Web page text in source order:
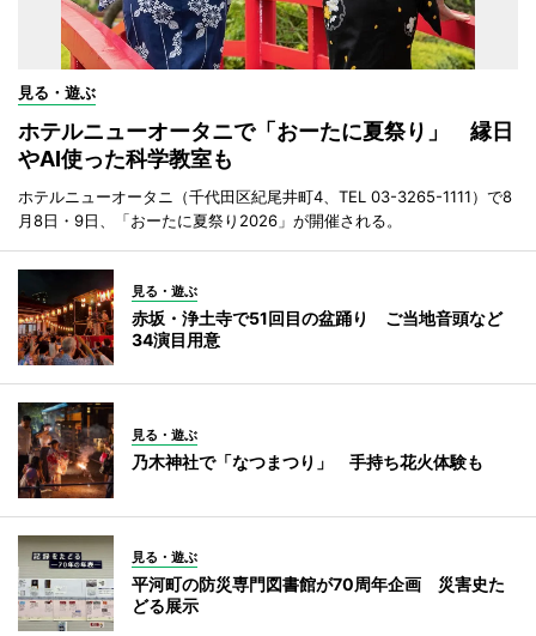
見る・遊ぶ
ホテルニューオータニで「おーたに夏祭り」 縁日
やAI使った科学教室も
ホテルニューオータニ（千代田区紀尾井町4、TEL 03-3265-1111）で8
月8日・9日、「おーたに夏祭り2026」が開催される。
見る・遊ぶ
赤坂・浄土寺で51回目の盆踊り ご当地音頭など
34演目用意
見る・遊ぶ
乃木神社で「なつまつり」 手持ち花火体験も
見る・遊ぶ
平河町の防災専門図書館が70周年企画 災害史た
どる展示